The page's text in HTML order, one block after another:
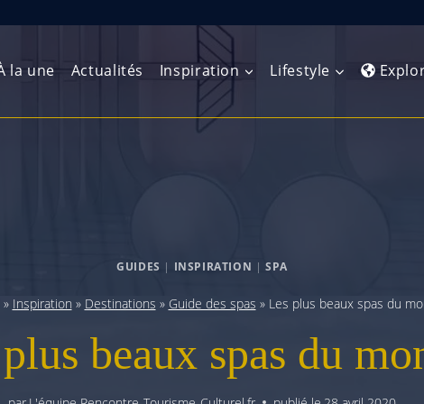
la une Actualités Inspiration Lifestyle
Europe de l’Est
Balkans
Amérique du Sud
Afrique
GUIDES | INSPIRATION | SPA
» Inspiration » Destinations » Guide des spas » Les plus beaux spas du
beaux spas du